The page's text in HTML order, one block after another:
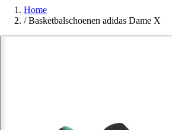
Home
/ Basketbalschoenen adidas Dame X